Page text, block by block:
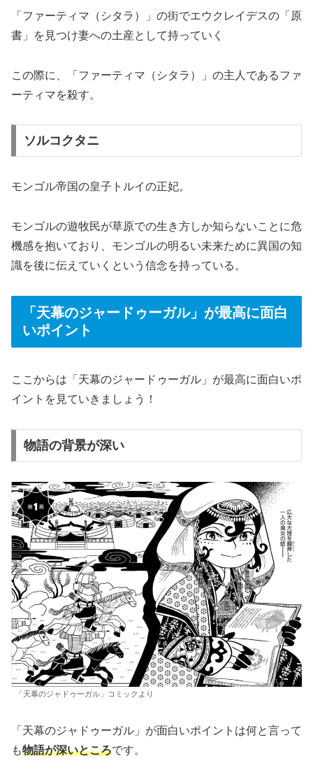
「ファーティマ（シタラ）」の街でエウクレイデスの「原
書」を見つけ妻への土産として持っていく
この際に、「ファーティマ（シタラ）」の主人であるファ
ーティマを殺す。
ソルコクタニ
モンゴル帝国の皇子トルイの正妃。
モンゴルの遊牧民が草原での生き方しか知らないことに危
機感を抱いており、モンゴルの明るい未来ために異国の知
識を後に伝えていくという信念を持っている。
「天幕のジャードゥーガル」が最高に面白
いポイント
ここからは「天幕のジャードゥーガル」が最高に面白いポ
イントを見ていきましょう！
物語の背景が深い
「天幕のジャドゥーガル」コミックより
「天幕のジャドゥーガル」が面白いポイントは何と言って
も物語が深いところです。